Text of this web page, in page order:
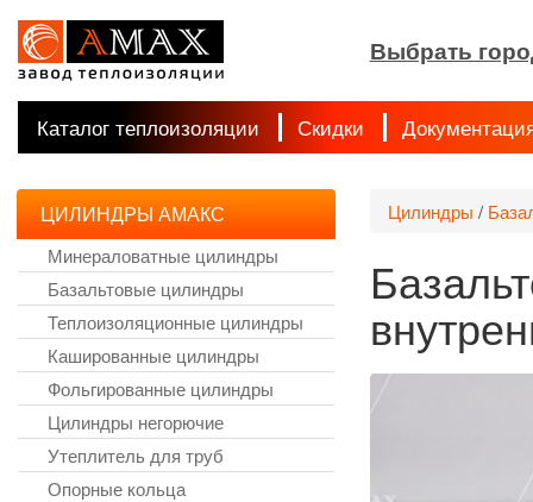
Выбрать
Каталог теплоизоляции Скидки
Цилиндры /
ЦИЛИНДРЫ АМАКС
Минераловатные цилиндры
Базальтовые цилиндры
Теплоизоляционные цилиндры
Кашированные цилиндры
Фольгированные цилиндры
Цилиндры негорючие
Утеплитель для труб
Опорные кольца